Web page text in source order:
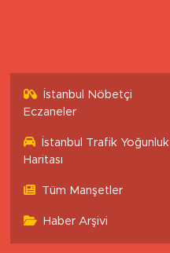
İstanbul Nöbetçi
Eczaneler
İstanbul Trafik Yoğunluk
Haritası
Tüm Manşetler
Haber Arşivi